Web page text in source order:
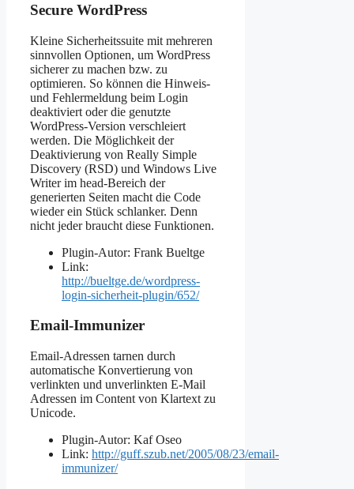
Secure WordPress
Kleine Sicherheitssuite mit mehreren
sinnvollen Optionen, um WordPress
sicherer zu machen bzw. zu
optimieren. So können die Hinweis-
und Fehlermeldung beim Login
deaktiviert oder die genutzte
WordPress-Version verschleiert
werden. Die Möglichkeit der
Deaktivierung von Really Simple
Discovery (RSD) und Windows Live
Writer im head-Bereich der
generierten Seiten macht die Code
wieder ein Stück schlanker. Denn
nicht jeder braucht diese Funktionen.
Plugin-Autor: Frank Bueltge
Link:
http://bueltge.de/wordpress-
login-sicherheit-plugin/652/
Email-Immunizer
Email-Adressen tarnen durch
automatische Konvertierung von
verlinkten und unverlinkten E-Mail
Adressen im Content von Klartext zu
Unicode.
Plugin-Autor: Kaf Oseo
Link: http://guff.szub.net/2005/08/23/email-
immunizer/